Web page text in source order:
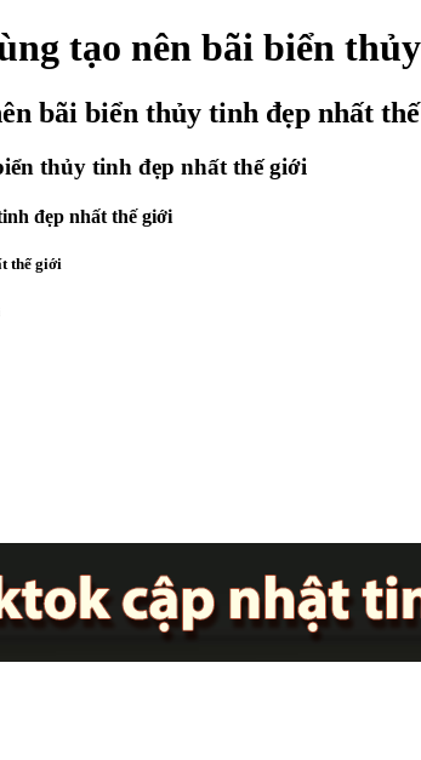
tạo nên bãi biển
bãi biển thủy tinh đẹp nhất
thủy tinh đẹp nhất thế giới
đẹp nhất thế giới
thế giới